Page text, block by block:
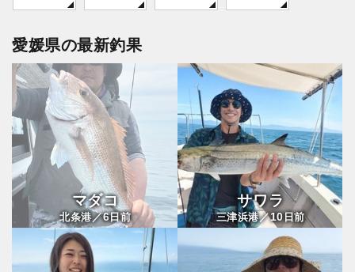
愛媛県の最新釣果
マダコ
北条港／6日前
サワラ
三津浜港／10日前